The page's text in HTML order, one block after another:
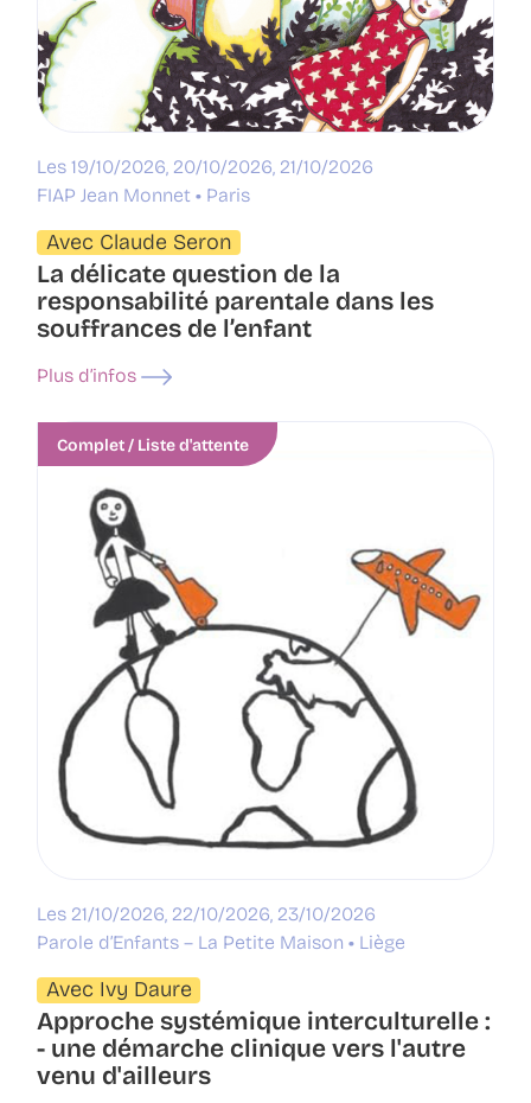
Les 19/10/2026, 20/10/2026, 21/10/2026
FIAP Jean Monnet
Paris
Avec Claude Seron
La délicate question de la
responsabilité parentale dans les
souffrances de l’enfant
Plus d’infos
Complet / Liste d'attente
Les 21/10/2026, 22/10/2026, 23/10/2026
Parole d’Enfants – La Petite Maison
Liège
Avec Ivy Daure
Approche systémique interculturelle :
- une démarche clinique vers l'autre
venu d'ailleurs